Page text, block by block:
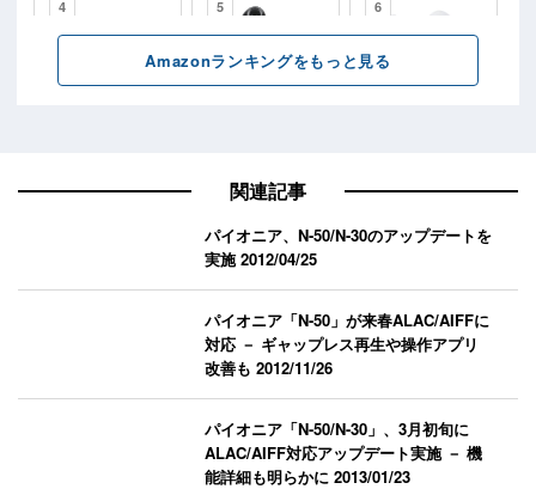
関連記事
パイオニア、N-50/N-30のアップデートを
実施2012/04/25
パイオニア「N-50」が来春ALAC/AIFFに
対応 － ギャップレス再生や操作アプリ
改善も2012/11/26
パイオニア「N-50/N-30」、3月初旬に
ALAC/AIFF対応アップデート実施 － 機
能詳細も明らかに2013/01/23